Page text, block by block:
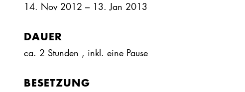
14. Nov 2012 – 13. Jan 2013
DAUER
ca. 2 Stunden , inkl.eine Pause
BESETZUNG